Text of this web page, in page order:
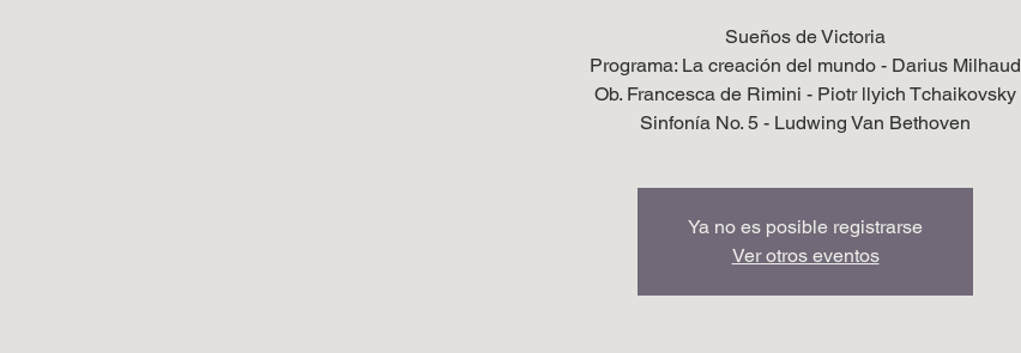
Sueños de Victoria
Programa: La creación del mundo - Darius Milhaud
Ob. Francesca de Rimini - Piotr llyich Tchaikovsky
Sinfonía No. 5 - Ludwing Van Bethoven
Ya no es posible registrarse
Ver otros eventos